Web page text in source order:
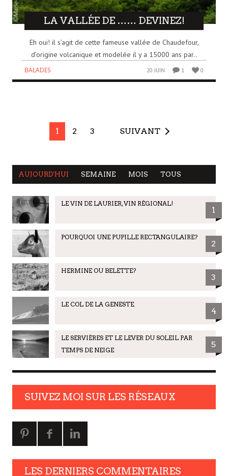
LA VALLÉE DE …… DEVINEZ!
Eh oui! il s’agit de cette fameuse vallée de Chaudefour,
d’origine volcanique et modelée il y a 15000 ans par..
BALADES 20 JUIN 1 0
1 2 3 SUIVANT
AUJOURD'HUI SEMAINE MOIS TOUS
LE VIN DE LAURIER, VIN RÉGIONAL!
1
POURQUOI UNE PUPILLE RECTANGULAIRE?
2
HERMINE OU BELETTE?
3
LE COL DE LA GENESTE.
4
LE SERVIÈRES ET LE LEVER DU SOLEIL PAR
TEMPS DE NEIGE
5
SUIVEZ MOI SUR LES RÉSEAUX
LES DERNIERS COMMENTAIRES